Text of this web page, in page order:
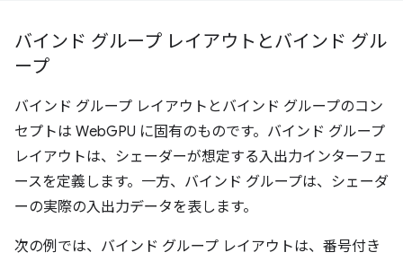
バインド グループ レイアウトとバインド グル
ープ
バインド グループ レイアウトとバインド グループのコン
セプトは WebGPU に固有のものです。バインド グループ
レイアウトは、シェーダーが想定する入出力インターフェ
ースを定義します。一方、バインド グループは、シェーダ
ーの実際の入出力データを表します。
次の例では、バインド グループ レイアウトは、番号付き